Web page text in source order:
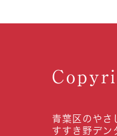
青葉区のやさ
すすき野デン